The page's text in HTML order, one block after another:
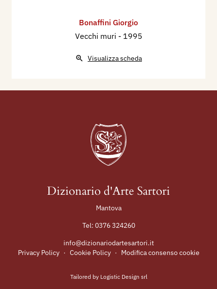
Bonaffini Giorgio
Vecchi muri - 1995
Visualizza scheda
Dizionario d'Arte Sartori
Mantova
Tel: 0376 324260
info@dizionariodartesartori.it
Privacy Policy · Cookie Policy · Modifica consenso cookie
Tailored by Logistic Design srl